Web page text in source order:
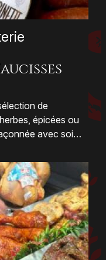
de
épicées ou
avec soin,
la fraîcheur.
les envies,
poêlée ou un
repas, un apéritif
comme un
ces délices